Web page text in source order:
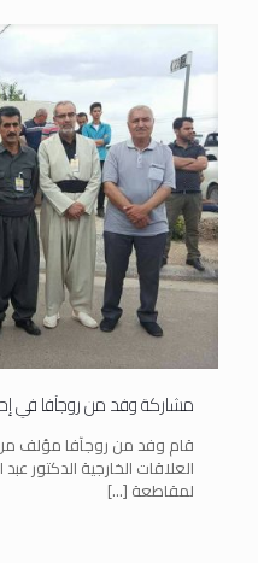
مشاركة وفد من روجآفا في
قام وفد من روجآفا مؤلف
العلاقات الخارجية الدكتور
لمقاطعة […]